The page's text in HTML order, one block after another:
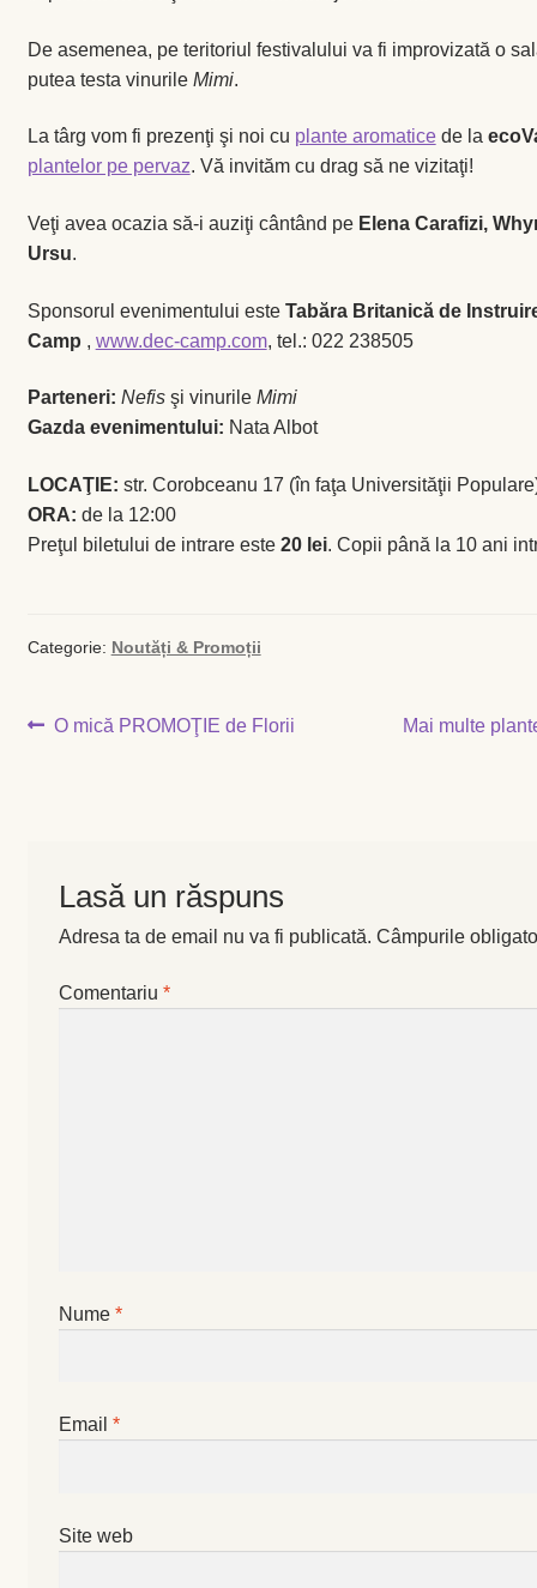
Ceapă de tuns
Cimbrişor
Creson de grădină
Fragă
Leuştean
Levănţică
Mentă
Salvie
Locație și Program
Servicii
De asemenea, pe teritoriul festivalului va fi improvizată o
putea testa vinurile Mimi.
La târg vom fi prezenţi şi noi cu plante aromaticede la
plantelor pe pervaz. Vă invităm cu drag să ne vizitaţi!
Veţi avea ocazia să-i auziţi cântând pe Elena Carafizi,
Ursu.
Sponsorul evenimentului este Tabăra Britanică de
Camp , www.dec-camp.com, tel.: 022 238505
Parteneri: Nefisşi vinurile Mimi
Gazda evenimentului: Nata Albot
LOCAŢIE: str. Corobceanu 17 (în faţa Universităţii
ORA: de la 12:00
Preţul biletului de intrare este 20 lei. Copii până la 10 ani
Categorie: Noutăți & Promoții
Navigare
Articolul
O mică PROMOŢIE de Florii
Articolul
Mai multe
Lasă un răspuns
Adresa ta de email nu va fi publicată. Câmpurile
Comentariu *
Nume *
Email *
Site web